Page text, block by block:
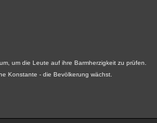
um die Leute auf ihre Barmherzigkeit zu prüfen.
Konstante - die Bevölkerung wächst.